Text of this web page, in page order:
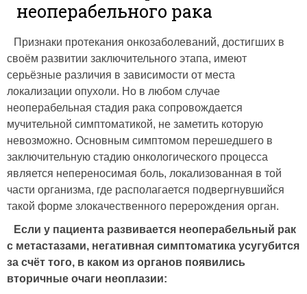
неоперабельного рака
Признаки протекания онкозаболеваний, достигших в
своём развитии заключительного этапа, имеют
серьёзные различия в зависимости от места
локализации опухоли. Но в любом случае
неоперабельная стадия рака сопровождается
мучительной симптоматикой, не заметить которую
невозможно. Основным симптомом перешедшего в
заключительную стадию онкологического процесса
является непереносимая боль, локализованная в той
части организма, где располагается подвергнувшийся
такой форме злокачественного перерождения орган.
Если у пациента развивается неоперабельный рак
с метастазами, негативная симптоматика усугубится
за счёт того, в каком из органов появились
вторичные очаги неоплазии: